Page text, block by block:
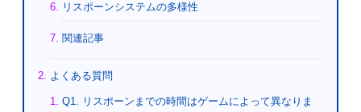
リスポーンシステムの多様性
関連記事
よくある質問
Q1. リスポーンまでの時間はゲームによって異なりま